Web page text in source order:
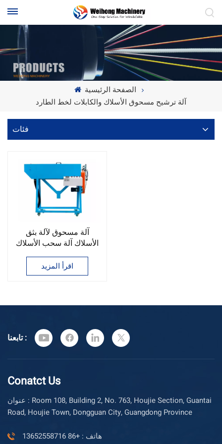
الصفحة الرئيسية
آلة ترشيح مسحوق الأسلاك والكابلات لخط الطارد
فئات
آلة مسحوق لآلة بثق
الأسلاك آلة سحب الأسلاك
مسحوق
اقرأ المزيد
تابعنا :
Conatct Us
عنوان : Room 108, Building 2, No. 763, Houjie Section, Guantai
Road, Houjie Town, Dongguan City, Guangdong Province
هاتف : +86 13652558716